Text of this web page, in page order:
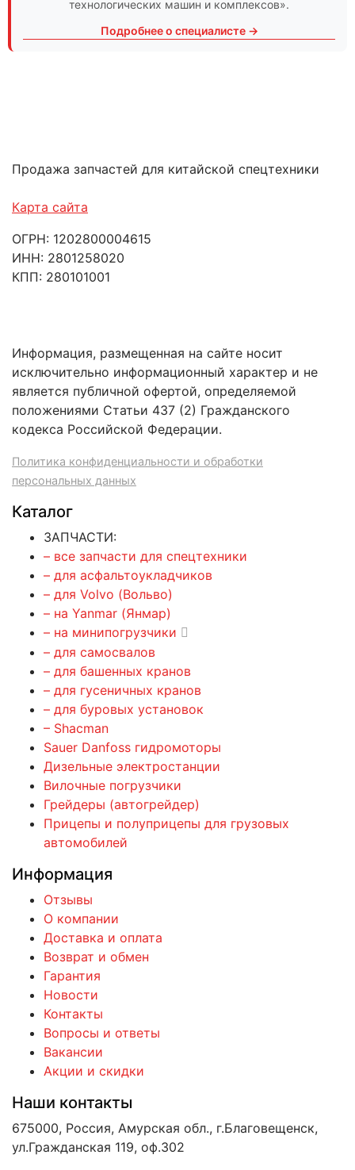
технологических машин и комплексов».
Подробнее о специалисте →
Продажа запчастей для китайской спецтехники
Карта сайта
ОГРН: 1202800004615
ИНН: 2801258020
КПП: 280101001
Информация, размещенная на сайте носит
исключительно информационный характер и не
является публичной офертой, определяемой
положениями Статьи 437 (2) Гражданского
кодекса Российской Федерации.
Политика конфиденциальности и обработки
персональных данных
Каталог
ЗАПЧАСТИ:
– все запчасти для спецтехники
– для асфальтоукладчиков
– для Volvo (Вольво)
– на Yanmar (Янмар)
– на минипогрузчики
– для самосвалов
– для башенных кранов
– для гусеничных кранов
– для буровых установок
– Shacman
Sauer Danfoss гидромоторы
Дизельные электростанции
Вилочные погрузчики
Грейдеры (автогрейдер)
Прицепы и полуприцепы для грузовых
автомобилей
Информация
Отзывы
О компании
Доставка и оплата
Возврат и обмен
Гарантия
Новости
Контакты
Вопросы и ответы
Вакансии
Акции и скидки
Наши контакты
675000, Россия, Амурская обл., г.Благовещенск,
ул.Гражданская 119, оф.302